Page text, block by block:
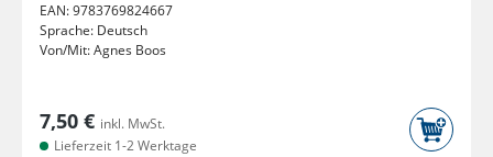
EAN:9783769824667
Sprache: Deutsch
Von/Mit:Agnes Boos
7,50 € inkl. MwSt.
Lieferzeit 1-2 Werktage